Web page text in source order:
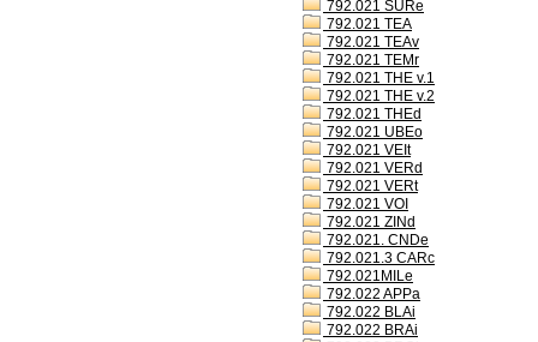
792.021 SURe
792.021 TEA
792.021 TEAv
792.021 TEMr
792.021 THE v.1
792.021 THE v.2
792.021 THEd
792.021 UBEo
792.021 VEIt
792.021 VERd
792.021 VERt
792.021 VOI
792.021 ZINd
792.021. CNDe
792.021.3 CARc
792.021MILe
792.022 APPa
792.022 BLAi
792.022 BRAi